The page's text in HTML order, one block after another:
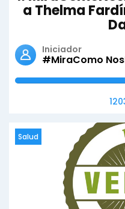
a Thelma
Iniciador
#MiraComo
Salud